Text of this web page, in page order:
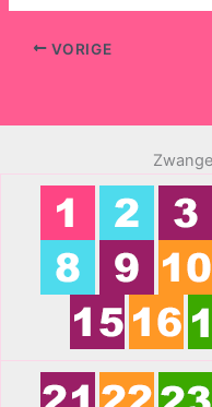
VORIGE